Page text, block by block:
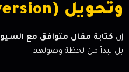
وتحويل (SEO + Conversion)
إن كتابة مقال متوافق مع السيو
بل تبدأ من لحظة وصولهم.